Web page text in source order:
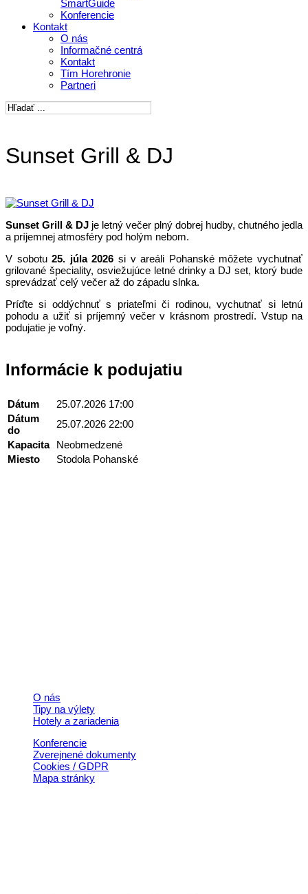
SmartGuide
Konferencie
Kontakt
O nás
Informačné centrá
Kontakt
Tím Horehronie
Partneri
Sunset Grill & DJ
Sunset Grill & DJ je letný večer plný dobrej hudby, chutného jedla
a príjemnej atmosféry pod holým nebom.
V sobotu25. júla 2026 si v areáli Pohanské môžete vychutnať
grilované špeciality, osviežujúce letné drinky a DJ set, ktorý bude
sprevádzať celý večer až do západu slnka.
Príďte si oddýchnuť s priateľmi či rodinou, vychutnať si letnú
pohodu a užiť si príjemný večer v krásnom prostredí. Vstup na
podujatie je voľný.
Informácie k podujatiu
Dátum
25.07.2026 17:00
Dátum
do
25.07.2026 22:00
Kapacita
Neobmedzené
Miesto
Stodola Pohanské
O nás
Tipy na výlety
Hotely a zariadenia
Konferencie
Zverejnené dokumenty
Cookies / GDPR
Mapa stránky